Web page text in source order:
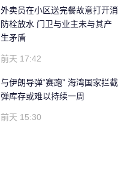
外卖员在小区送完餐故意打开消
防栓放水 门卫与业主未与其产
生矛盾
前天 17:42
与伊朗导弹“赛跑” 海湾国家拦截
弹库存或难以持续一周
前天 15:30